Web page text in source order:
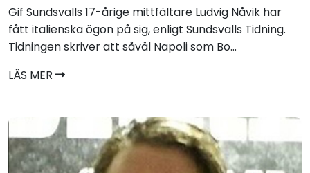
Gif Sundsvalls 17-årige mittfältare Ludvig Nåvik har
fått italienska ögon på sig, enligt Sundsvalls Tidning.
Tidningen skriver att såväl Napoli som Bo...
LÄS MER